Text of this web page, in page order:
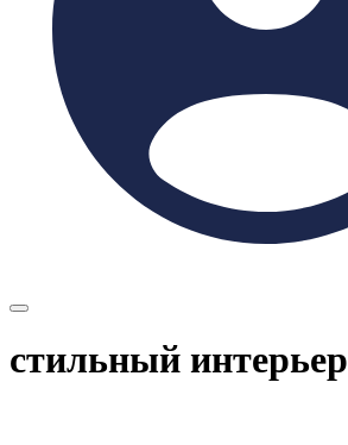
стильный интерьер